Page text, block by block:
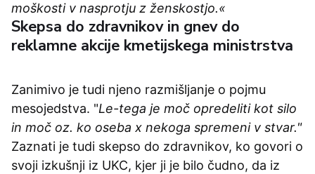
moškosti v nasprotju z ženskostjo.«
Skepsa do zdravnikov in gnev do
reklamne akcije kmetijskega ministrstva
Zanimivo je tudi njeno razmišljanje o pojmu
mesojedstva. "Le-tega je moč opredeliti kot silo
in moč oz. ko oseba x nekoga spremeni v stvar."
Zaznati je tudi skepso do zdravnikov, ko govori o
svoji izkušnji iz UKC, kjer ji je bilo čudno, da iz